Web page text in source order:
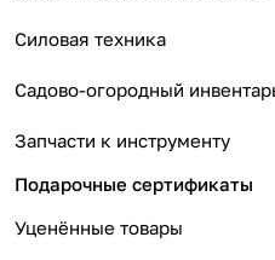
Силовая техника
Садово-огородный
Запчасти к инструменту
Подарочные сертификаты
Уценённые товары